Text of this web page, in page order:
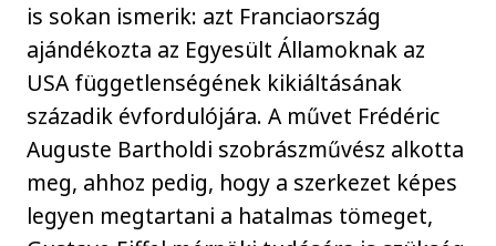
is sokan ismerik: azt Franciaország
ajándékozta az Egyesült Államoknak az
USA függetlenségének kikiáltásának
századik évfordulójára. A művet Frédéric
Auguste Bartholdi szobrászművész alkotta
meg, ahhoz pedig, hogy a szerkezet képes
legyen megtartani a hatalmas tömeget,